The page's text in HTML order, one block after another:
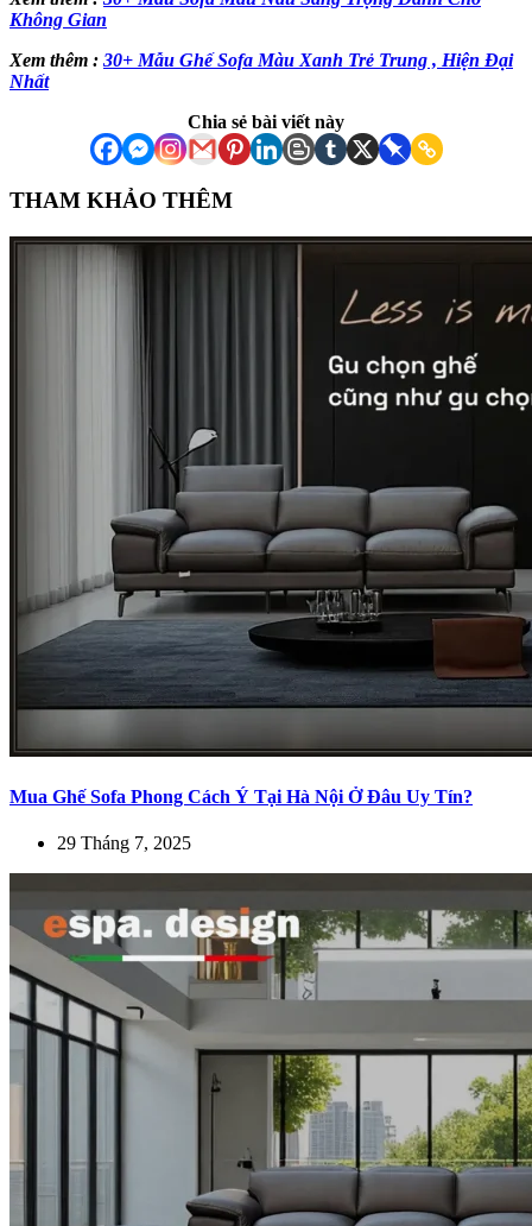
Không Gian
Xem thêm : 30+ Mẫu Ghế Sofa Màu Xanh Trẻ Trung , Hiện Đại
Nhất
Chia sẻ bài viết này
THAM KHẢO THÊM
Mua Ghế Sofa Phong Cách Ý Tại Hà Nội Ở Đâu Uy Tín?
29 Tháng 7, 2025